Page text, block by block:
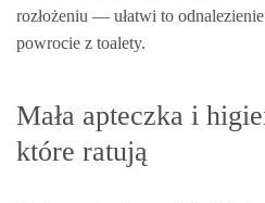
rozłożeniu — ułatwi to
powrocie z toalety.
Mała apteczka i
które ratują